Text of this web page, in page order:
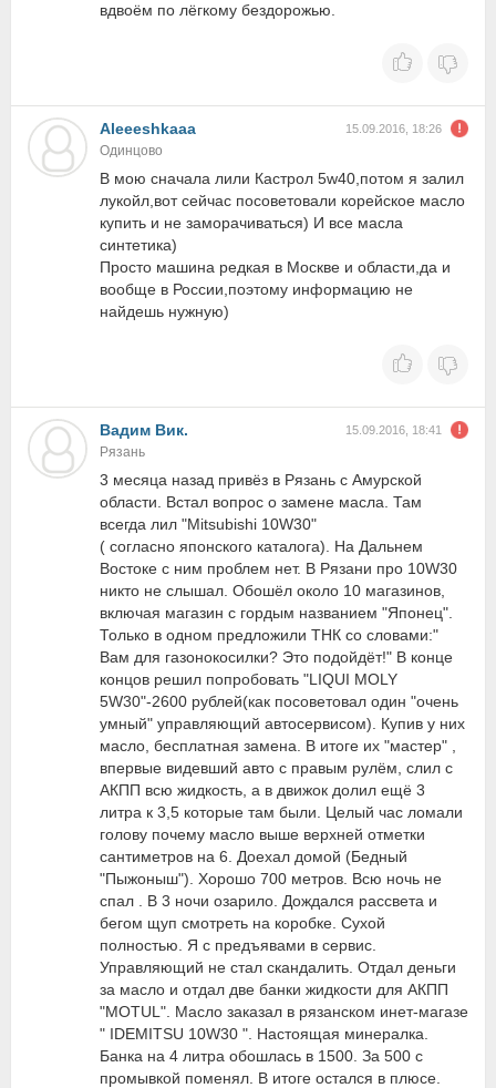
вдвоём по лёгкому бездорожью.
Aleeeshkaaa 15.09.2016, 18:26
Одинцово
В мою сначала лили Кастрол 5w40,потом я залил
лукойл,вот сейчас посоветовали корейское масло
купить и не заморачиваться) И все масла
синтетика)
Просто машина редкая в Москве и области,да и
вообще в России,поэтому информацию не
найдешь нужную)
Вадим Вик. 15.09.2016, 18:41
Рязань
3 месяца назад привёз в Рязань с Амурской
области. Встал вопрос о замене масла. Там
всегда лил "Mitsubishi 10W30"
( согласно японского каталога). На Дальнем
Востоке с ним проблем нет. В Рязани про 10W30
никто не слышал. Обошёл около 10 магазинов,
включая магазин с гордым названием "Японец".
Только в одном предложили ТНК со словами:"
Вам для газонокосилки? Это подойдёт!" В конце
концов решил попробовать "LIQUI MOLY
5W30"-2600 рублей(как посоветовал один "очень
умный" управляющий автосервисом). Купив у них
масло, бесплатная замена. В итоге их "мастер" ,
впервые видевший авто с правым рулём, слил с
АКПП всю жидкость, а в движок долил ещё 3
литра к 3,5 которые там были. Целый час ломали
голову почему масло выше верхней отметки
сантиметров на 6. Доехал домой (Бедный
"Пыжоныш"). Хорошо 700 метров. Всю ночь не
спал . В 3 ночи озарило. Дождался рассвета и
бегом щуп смотреть на коробке. Сухой
полностью. Я с предъявами в сервис.
Управляющий не стал скандалить. Отдал деньги
за масло и отдал две банки жидкости для АКПП
"MOTUL". Масло заказал в рязанском инет-магазе
" IDEMITSU 10W30 ". Настоящая минералка.
Банка на 4 литра обошлась в 1500. За 500 с
промывкой поменял. В итоге остался в плюсе.